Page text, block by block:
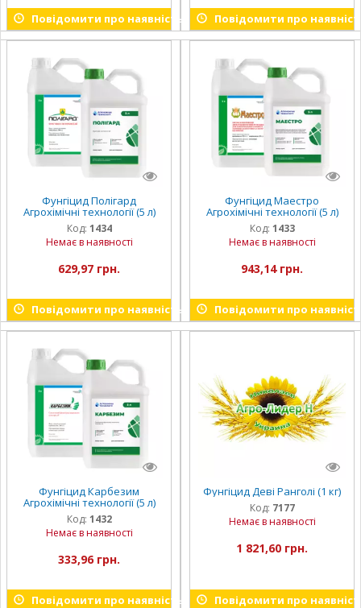
Повідомити про наявність Повідомити про
Фунгіцид Полігард
Агрохімічні технології (5 л)
Код: 1434
Немає в наявності
629,97 грн.
Повідомити про наявність
Фунгіцид Маестро
Агрохімічні технології (5 л)
Код: 1433
Немає в наявності
943,14 грн.
Повідомити про
Фунгіцид Карбезим
Агрохімічні технології (5 л)
Код: 1432
Немає в наявності
333,96 грн.
Повідомити про наявність
Фунгіцид Деві Ранголі (1 кг)
Код: 7177
Немає в наявності
1 821,60 грн.
Повідомити про